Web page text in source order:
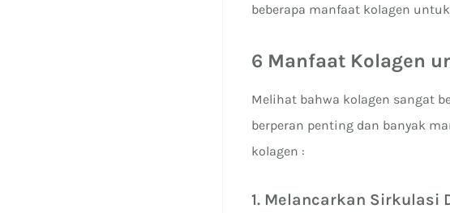
beberapa manfaat kolagen
6 Manfaat Kolagen
Melihat bahwa kolagen sangat
berperan penting dan banyak
kolagen :
1. Melancarkan Sirkulasi